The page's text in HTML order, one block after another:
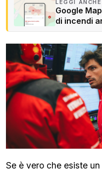
LEGGI ANCHE
Google
di incendi
Se è vero che esiste